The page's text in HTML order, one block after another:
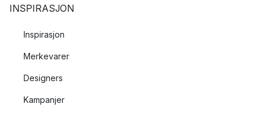
INSPIRASJON
Inspirasjon
Merkevarer
Designers
Kampanjer